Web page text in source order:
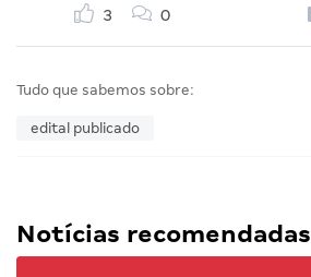
3 0
Tudo que sabemos sobre:
edital publicado
Notícias recomendadas